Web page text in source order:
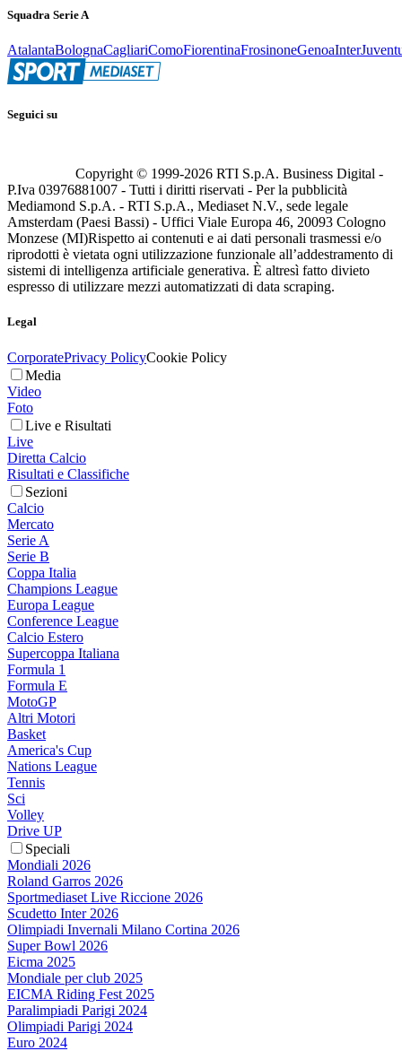
Squadra Serie A
AtalantaBolognaCagliariComoFiorentinaFrosinoneGenoaInter
Seguici su
Copyright © 1999-2026 RTI S.p.A. Business Digital -
P.Iva 03976881007 - Tutti i diritti riservati - Per la pubblicità
Mediamond S.p.A. - RTI S.p.A., Mediaset N.V., sede legale
Amsterdam (Paesi Bassi) - Uffici Viale Europa 46, 20093 Cologno
Monzese (MI)Rispetto ai contenuti e ai dati personali trasmessi e/o
riprodotti è vietata ogni utilizzazione funzionale all’addestramento di
sistemi di intelligenza artificiale generativa. È altresì fatto divieto
espresso di utilizzare mezzi automatizzati di data scraping.
Legal
CorporatePrivacy PolicyCookie Policy
Media
Video
Foto
Live e Risultati
Live
Diretta Calcio
Risultati e Classifiche
Sezioni
Calcio
Mercato
Serie A
Serie B
Coppa Italia
Champions League
Europa League
Conference League
Calcio Estero
Supercoppa Italiana
Formula 1
Formula E
MotoGP
Altri Motori
Basket
America's Cup
Nations League
Tennis
Sci
Volley
Drive UP
Speciali
Mondiali 2026
Roland Garros 2026
Sportmediaset Live Riccione 2026
Scudetto Inter 2026
Olimpiadi Invernali Milano Cortina 2026
Super Bowl 2026
Eicma 2025
Mondiale per club 2025
EICMA Riding Fest 2025
Paralimpiadi Parigi 2024
Olimpiadi Parigi 2024
Euro 2024